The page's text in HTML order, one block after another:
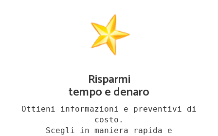
Risparmi
tempo e denaro
Ottieni informazioni e preventivi di
costo.
Scegli in maniera rapida e